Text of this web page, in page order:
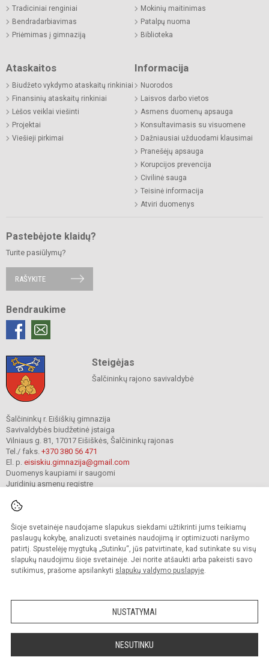
Šioje svetainėje naudojame slapukus siekdami užtikrinti jums teikiamų
paslaugų kokybę, analizuoti svetainės naudojimą ir optimizuoti naršymo
patirtį. Spustelėję mygtuką „Sutinku“, jūs patvirtinate, kad sutinkate su visų
slapukų naudojimu šioje svetainėje. Jei norite atšaukti arba pakeisti savo
sutikimus, prašome apsilankyti slapukų valdymo puslapyje.
NUSTATYMAI
NESUTINKU
Tradiciniai renginiai
Bendradarbiavimas
Priėmimas į gimnaziją
Mokinių maitinimas
Patalpų nuoma
Biblioteka
Ataskaitos
Biudžeto vykdymo ataskaitų rinkiniai
Finansinių ataskaitų rinkiniai
Lėšos veiklai viešinti
Projektai
Viešieji pirkimai
Informacija
Nuorodos
Laisvos darbo vietos
Asmens duomenų apsauga
Konsultavimasis su visuomene
Dažniausiai užduodami klausimai
Pranešėjų apsauga
Korupcijos prevencija
Civilinė sauga
Teisinė informacija
Atviri duomenys
Pastebėjote klaidų?
Turite pasiūlymų?
RAŠYKITE
Bendraukime
Steigėjas
Šalčininkų rajono savivaldybė
Šalčininkų r. Eišiškių gimnazija
Savivaldybės biudžetinė įstaiga
Vilniaus g. 81, 17017 Eišiškės, Šalčininkų rajonas
Tel./ faks. +370 380 56 471
El. p. eisiskiu.gimnazija@gmail.com
Duomenys kaupiami ir saugomi
Juridinių asmenų registre
© 2024. Šalčininkų r. Eišiškių gimnazija. Visos teisės saugomos.
Kopijuoti turinį be raštiško įstaigos administracijos sutikimo griežtai draudžiama.
Prieinamumo paraiška Slapukų valdymas